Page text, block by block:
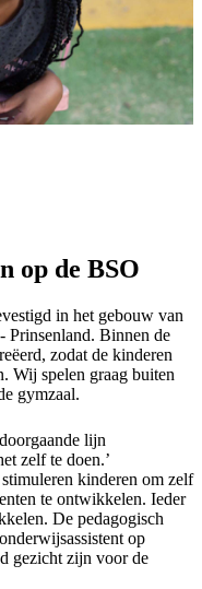
op de BSO
in het gebouw van
Prinsenland. Binnen de
zodat de kinderen
Wij spelen graag buiten
gymzaal.
lijn
zelf te doen.’
kinderen om zelf
te ontwikkelen. Ieder
De pedagogisch
op
gezicht zijn voor de